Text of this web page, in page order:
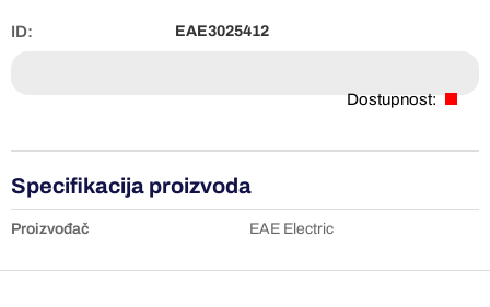
ID: EAE3025412
Dostupnost:
Specifikacija proizvoda
Proizvođač EAE Electric